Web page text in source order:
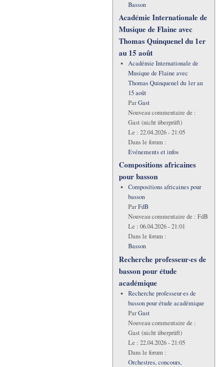
Basson
Académie Internationale de
Musique de Flaine avec
Thomas Quinquenel du 1er
au 15 août
Académie Internationale de
Musique de Flaine avec
Thomas Quinquenel du 1er au
15 août
ParGast
Nouveau commentaire de :
Gast (nicht überprüft)
Le : 22.04.2026 - 21:05
Dans le forum :
Evénements et infos
Compositions africaines
pour basson
Compositions africaines pour
basson
ParFdB
Nouveau commentaire de : FdB
Le : 06.04.2026 - 21:01
Dans le forum :
Basson
Recherche professeur·es de
basson pour étude
académique
Recherche professeur·es de
basson pour étude académique
ParGast
Nouveau commentaire de :
Gast (nicht überprüft)
Le : 22.04.2026 - 21:05
Dans le forum :
Orchestres, concours,